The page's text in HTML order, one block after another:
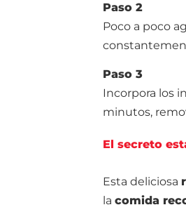
Paso 2
Poco a poco
Paso 3
Incorpora los
minutos,
El secreto
Esta deliciosa
la comida